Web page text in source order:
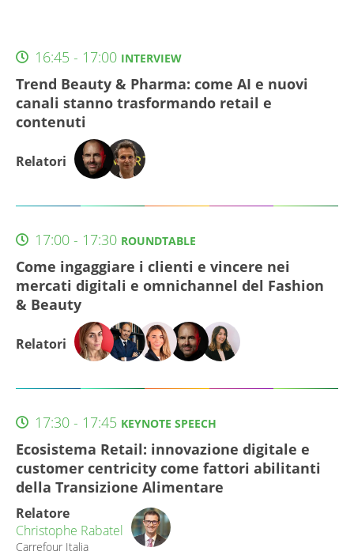
16:45 - 17:00 INTERVIEW
Trend Beauty & Pharma: come AI e nuovi
canali stanno trasformando retail e
contenuti
Relatori
17:00 - 17:30 ROUNDTABLE
Come ingaggiare i clienti e vincere nei
mercati digitali e omnichannel del Fashion
& Beauty
Relatori
17:30 - 17:45 KEYNOTE SPEECH
Ecosistema Retail: innovazione digitale e
customer centricity come fattori abilitanti
della Transizione Alimentare
Relatore
Christophe Rabatel
Carrefour Italia